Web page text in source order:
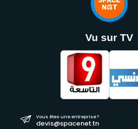
Vu sur TV
Vous êtes une entreprise ?
devis@spacenet.tn